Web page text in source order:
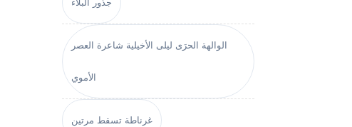
الوالهة الحرَى ليلى الأخيلية شاعرة العصر
الأموي
غرناطة تسقط مرتين